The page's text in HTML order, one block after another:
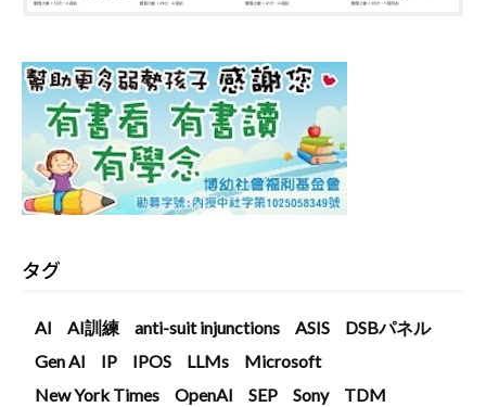
タグ
AI AI訓練 anti-suit injunctions ASIS
DSBパネル
Gen AI
IP IPOS LLMs
Microsoft
New York Times
OpenAI SEP Sony
TDM